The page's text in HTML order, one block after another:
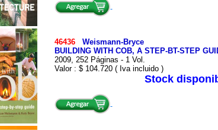
46436 Weismann-Bryce
BUILDING WITH COB, A STEP-BT-STEP
2009, 252 Páginas - 1 Vol.
Valor : $ 104.720 ( Iva incluido )
Stock